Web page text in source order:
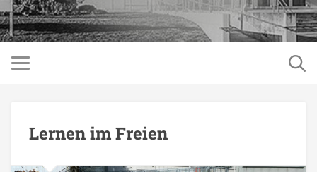
Lernen im Freien